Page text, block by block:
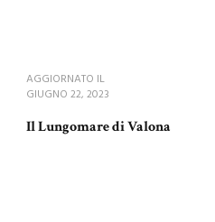
AGGIORNATO IL
GIUGNO 22, 2023
Il Lungomare di Valona